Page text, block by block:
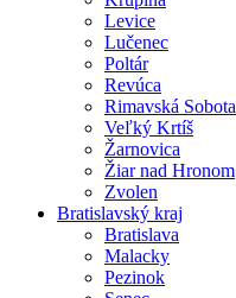
Levice
Lučenec
Poltár
Revúca
Rimavská Sobota
Veľký Krtíš
Žarnovica
Žiar nad Hronom
Zvolen
Bratislavský kraj
Bratislava
Malacky
Pezinok